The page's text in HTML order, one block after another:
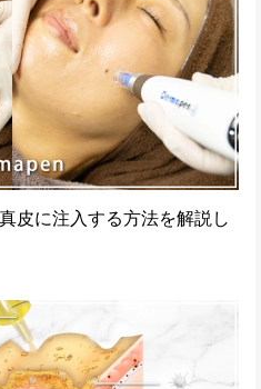
皮に注入する方法を解説し